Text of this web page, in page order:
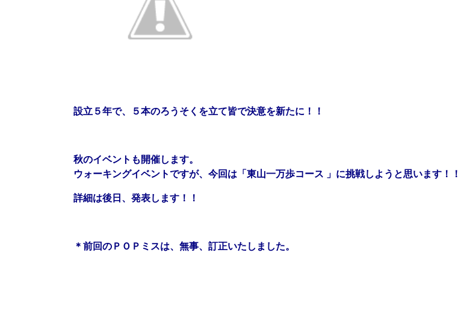
設立５年で、５本のろうそくを立て皆で決意を新たに！！
秋のイベントも開催します。
ウォーキングイベントですが、今回は「東山一万歩コース 」に挑戦しようと思います！！
詳細は後日、発表します！！
＊前回のＰＯＰミスは、無事、訂正いたしました。